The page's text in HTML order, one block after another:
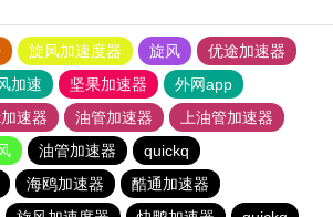
旋风加速度器 旋风
优途加速器
加速 坚果加速器
外网app
速器 油管加速器
上油管加速器
油管加速器
quickq
海鸥加速器
酷通加速器